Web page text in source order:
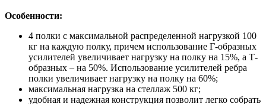
Особенности:
4 полки с максимальной распределенной нагрузкой 100
кг на каждую полку, причем использование Г-образных
усилителей увеличивает нагрузку на полку на 15%, а Т-
образных – на 50%. Использование усилителей ребра
полки увеличивает нагрузку на полку на 60%;
максимальная нагрузка на стеллаж 500 кг;
удобная и надежная конструкция позволит легко собрать